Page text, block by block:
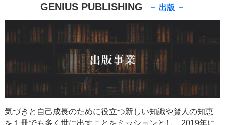
GENIUS PUBLISHING － 出版 －
気づきと自己成長のために役立つ新しい知識や賢人の知恵